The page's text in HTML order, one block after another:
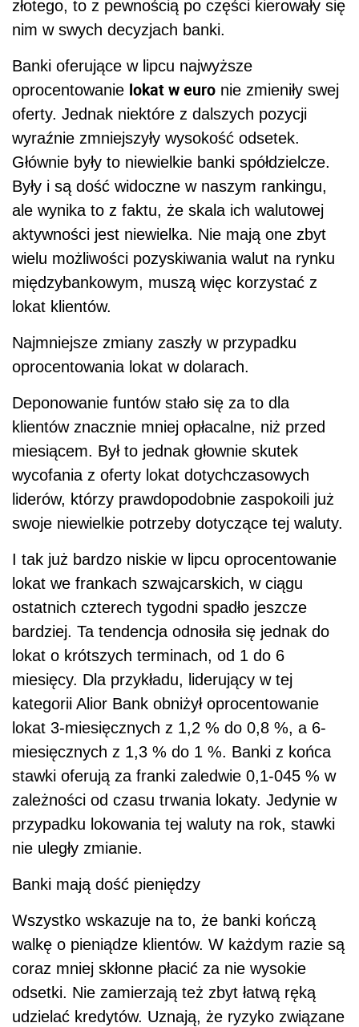
złotego, to z pewnością po części kierowały się
nim w swych decyzjach banki.
Banki oferujące w lipcu najwyższe
oprocentowanie lokat w euro nie zmieniły swej
oferty. Jednak niektóre z dalszych pozycji
wyraźnie zmniejszyły wysokość odsetek.
Głównie były to niewielkie banki spółdzielcze.
Były i są dość widoczne w naszym rankingu,
ale wynika to z faktu, że skala ich walutowej
aktywności jest niewielka. Nie mają one zbyt
wielu możliwości pozyskiwania walut na rynku
międzybankowym, muszą więc korzystać z
lokat klientów.
Najmniejsze zmiany zaszły w przypadku
oprocentowania lokat w dolarach.
Deponowanie funtów stało się za to dla
klientów znacznie mniej opłacalne, niż przed
miesiącem. Był to jednak głownie skutek
wycofania z oferty lokat dotychczasowych
liderów, którzy prawdopodobnie zaspokoili już
swoje niewielkie potrzeby dotyczące tej waluty.
I tak już bardzo niskie w lipcu oprocentowanie
lokat we frankach szwajcarskich, w ciągu
ostatnich czterech tygodni spadło jeszcze
bardziej. Ta tendencja odnosiła się jednak do
lokat o krótszych terminach, od 1 do 6
miesięcy. Dla przykładu, liderujący w tej
kategorii Alior Bank obniżył oprocentowanie
lokat 3-miesięcznych z 1,2 % do 0,8 %, a 6-
miesięcznych z 1,3 % do 1 %. Banki z końca
stawki oferują za franki zaledwie 0,1-045 % w
zależności od czasu trwania lokaty. Jedynie w
przypadku lokowania tej waluty na rok, stawki
nie uległy zmianie.
Banki mają dość pieniędzy
Wszystko wskazuje na to, że banki kończą
walkę o pieniądze klientów. W każdym razie są
coraz mniej skłonne płacić za nie wysokie
odsetki. Nie zamierzają też zbyt łatwą ręką
udzielać kredytów. Uznają, że ryzyko związane